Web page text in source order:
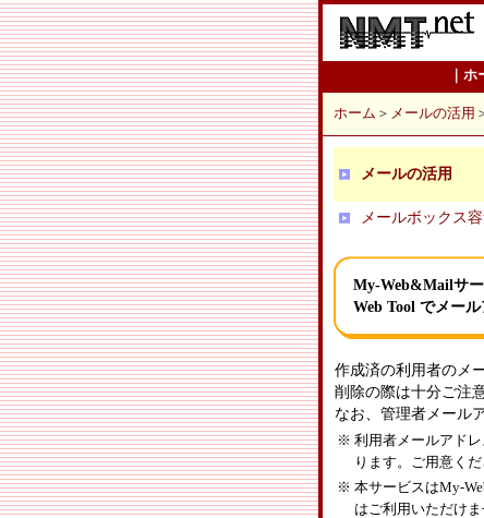
ホ
ホーム ＞ メールの活用
メールの活用
メールボックス
My-Web&Mailサ
Web Tool でメー
作成済の利用者のメ
削除の際は十分ご注
なお、管理者メール
※ 利用者メールアド
ります。ご用意くだ
※ 本サービスはMy-
はご利用いただけま